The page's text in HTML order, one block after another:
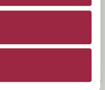
Alt salg går